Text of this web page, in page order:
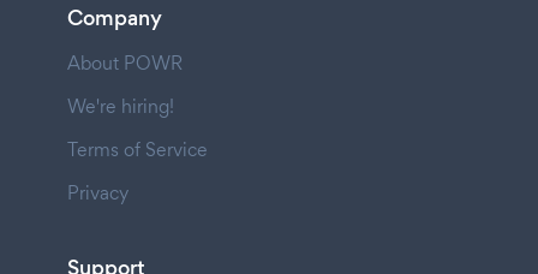
Company
About POWR
We're hiring!
Terms of Service
Privacy
Support